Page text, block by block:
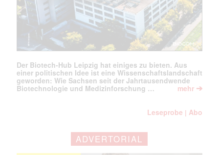
Der Biotech-Hub Leipzig hat einiges zu bieten. Aus
einer politischen Idee ist eine Wissenschaftslandschaft
geworden: Wie Sachsen seit der Jahrtausendwende
Biotechnologie und Medizinforschung …
mehr ➔
Leseprobe | Abo
ADVERTORIAL